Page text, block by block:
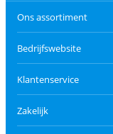
Ons assortiment
Bedrijfswebsite
Klantenservice
Zakelijk